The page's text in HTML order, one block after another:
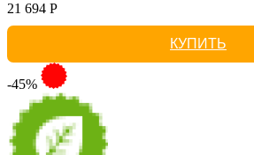
21 694 Р
КУПИТЬ
-45%